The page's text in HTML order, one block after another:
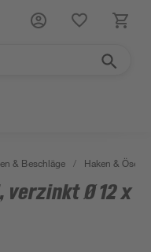
& Beschläge / Haken & Ösen
verzinkt Ø 12 x